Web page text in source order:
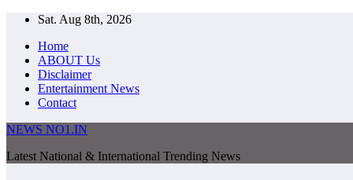
Skip
content
Sat. Aug 8th, 2026
Home
ABOUT Us
Disclaimer
Entertainment News
Contact
NEWS NO1.IN
Latest National & International Trending News